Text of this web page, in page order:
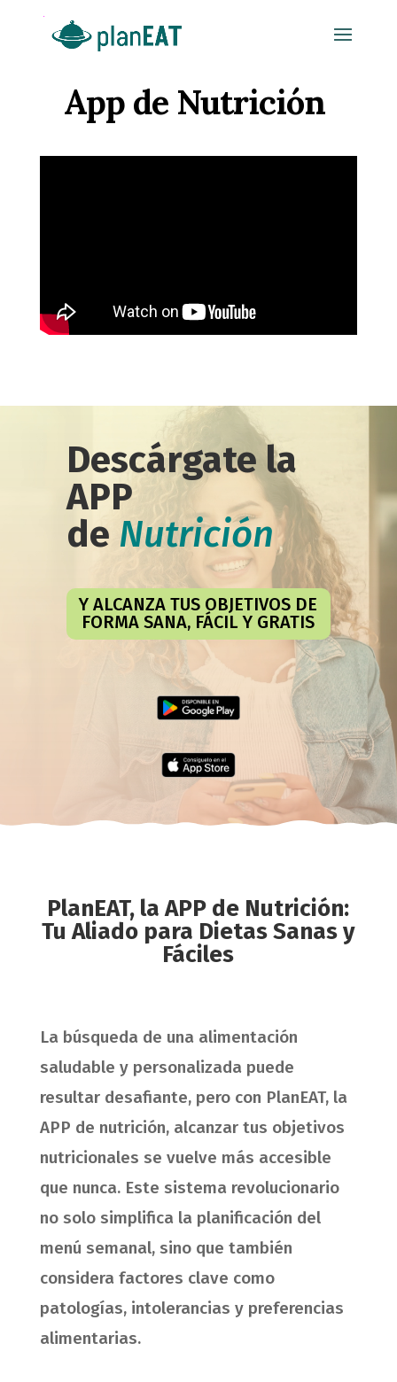
App de Nutrición
Descárgate la
APP
de Nutrición
Y ALCANZA TUS OBJETIVOS DE
FORMA SANA, FÁCIL Y GRATIS
PlanEAT, la APP de Nutrición:
Tu Aliado para Dietas Sanas y
Fáciles
La búsqueda de una alimentación
saludable y personalizada puede
resultar desafiante, pero con PlanEAT, la
APP de nutrición, alcanzar tus objetivos
nutricionales se vuelve más accesible
que nunca. Este sistema revolucionario
no solo simplifica la planificación del
menú semanal, sino que también
considera factores clave como
patologías, intolerancias y preferencias
alimentarias.